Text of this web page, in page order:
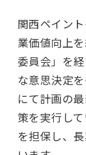
関西ペイン
業価値向上
委員会」を
な意思決定
にて計画の
策を実行し
を担保し、